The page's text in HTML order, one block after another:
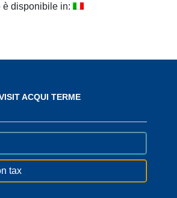
è disponibile in:
ACQUI TERME
tax